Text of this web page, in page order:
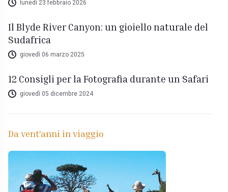
lunedì 23 febbraio 2026
Il Blyde River Canyon: un gioiello naturale del
Sudafrica
giovedì 06 marzo 2025
12 Consigli per la Fotografia durante un Safari
giovedì 05 dicembre 2024
Da vent'anni in viaggio